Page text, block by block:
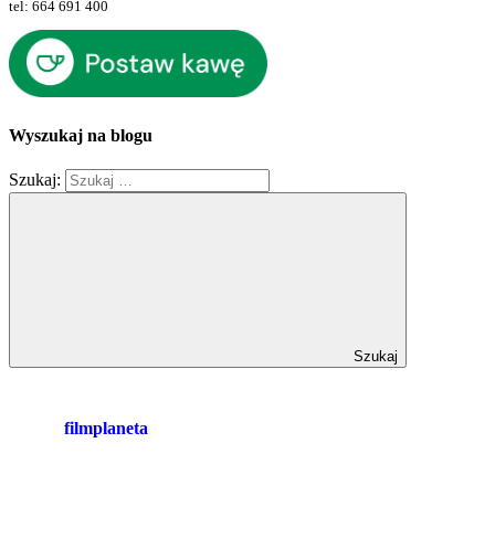
tel: 664 691 400
Wyszukaj na blogu
Szukaj:
Szukaj
filmplaneta